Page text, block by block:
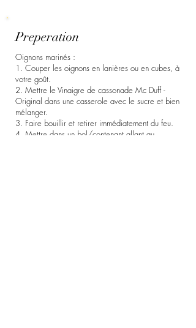
Preperation
Oignons marinés :
1. Couper les oignons en lanières ou en cubes, à
votre goût.
2. Mettre le Vinaigre de cassonade Mc Duff -
Original dans une casserole avec le sucre et bien
mélanger.
3. Faire bouillir et retirer immédiatement du feu.
4. Mettre dans un bol/contenant allant au